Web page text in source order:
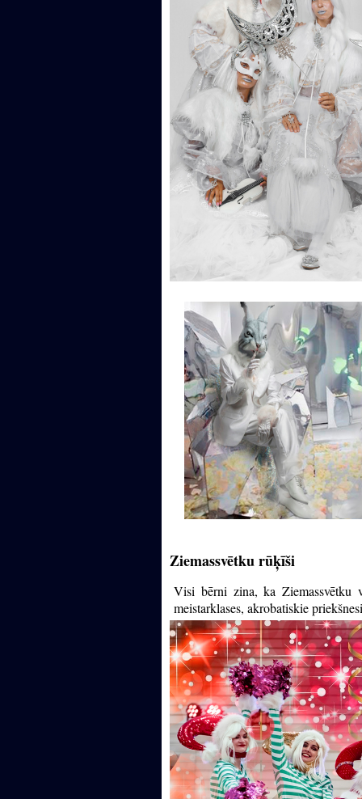
Ziemassvētku rūķīši
Visi bērni zina, ka Ziemassvētku
meistarklases, akrobatiskie